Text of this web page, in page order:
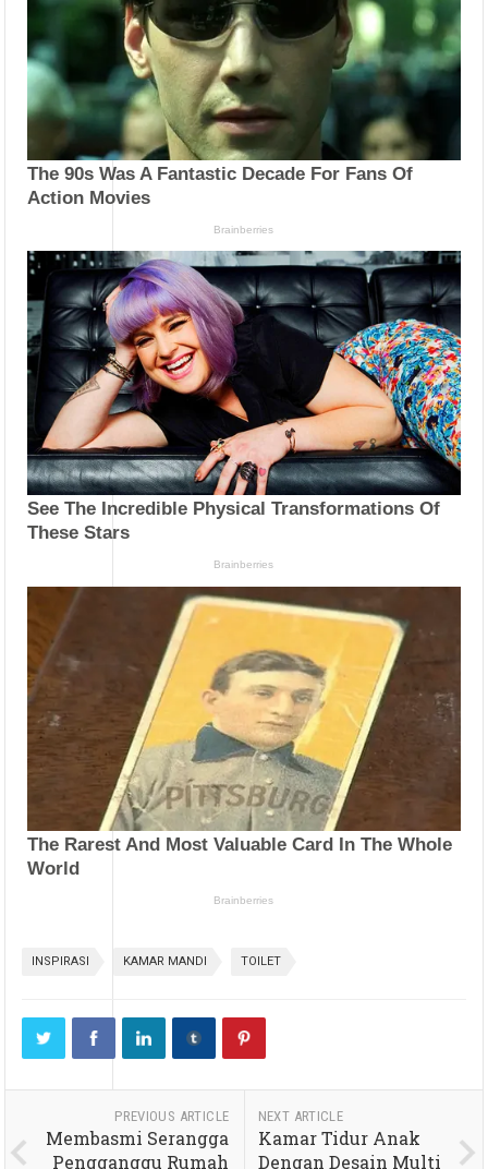
INSPIRASI KAMAR MANDI TOILET
PREVIOUS ARTICLE
Membasmi Serangga
Pengganggu Rumah
NEXT ARTICLE
Kamar Tidur Anak
Dengan Desain Multi